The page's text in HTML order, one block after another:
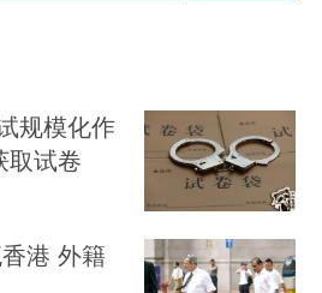
规模化作
取试卷
港 外籍